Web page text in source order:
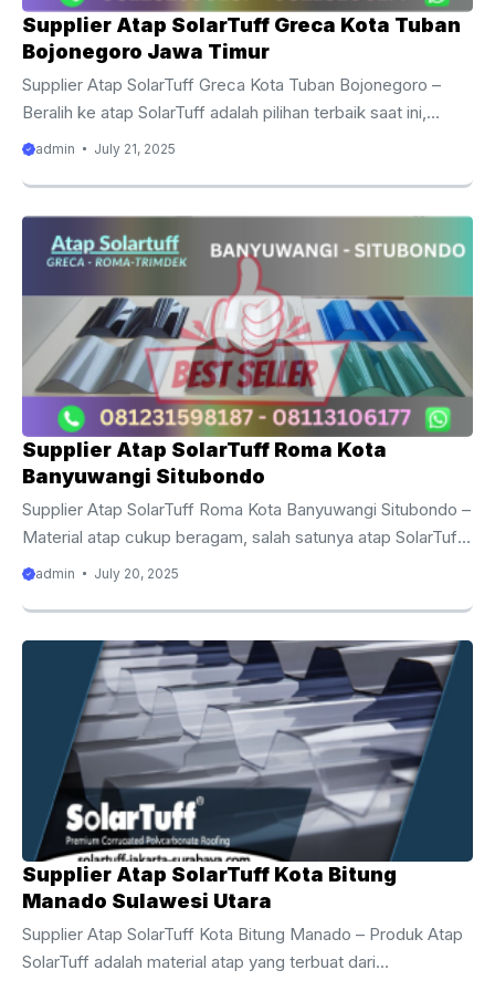
Supplier Atap SolarTuff Greca Kota Tuban
Bojonegoro Jawa Timur
Supplier Atap SolarTuff Greca Kota Tuban Bojonegoro –
Beralih ke atap SolarTuff adalah pilihan terbaik saat ini,
terlebih untuk bangunan komersial. Material atap tersebut
teknologi mutakhir. SolarTuff menawarkan solusi atap
modern yang tahan lama dan kuat. Tapi, bagaimana soal
harganya? Apakah SolarTuff worth it untuk kantong
pembeli? Adakah biaya tambahan dari atap polikarbonat
SolarTuff? Jawaban selengkapnya dapat disimak di sini.
Kisaran Harga Atap SolarTuff Sebelum menjelaskan rincian
harga SolarTuff, Anda perlu tahu bahwa ada ...
admin July 21, 2025
Supplier Atap SolarTuff Roma Kota
Banyuwangi Situbondo
Supplier Atap SolarTuff Roma Kota Banyuwangi Situbondo –
Material atap cukup beragam, salah satunya atap SolarTuff
yang ideal untuk rumah dan bangungan komersial. Tapi yang
sembarangan. Ada beberapa panduan penting agar dapat
berfungsi secara optimal. Apa Itu Atap SolarTuff? SolarTuff
adalah atap modern yang terbuat dari bahan polikarbonat.
Karakteristik atap ini transparan dengan tingkat kebeningan
menyerupai kaca. Meskipun ada juga variasi SolarTuff
dengan warna-warna gelap, sehingga lebih redup. Atap
polikarbonat SolarTuff 250 kali ...
admin July 20, 2025
Supplier Atap SolarTuff Kota Bitung
Manado Sulawesi Utara
Supplier Atap SolarTuff Kota Bitung Manado – Produk Atap
SolarTuff adalah material atap yang terbuat dari